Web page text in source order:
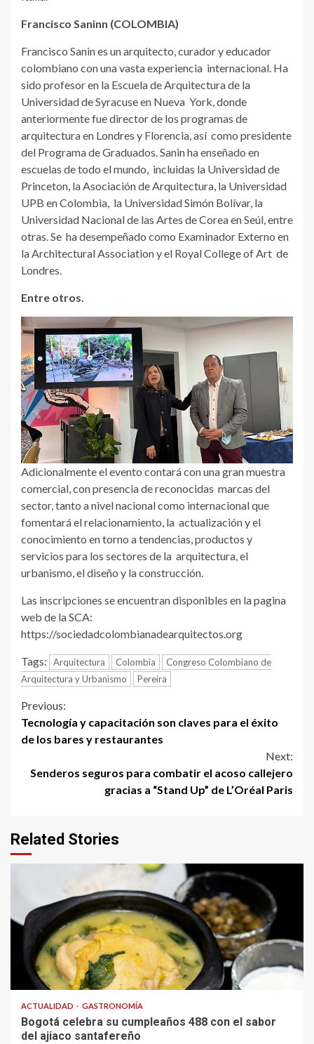
Francisco Saninn (COLOMBIA)
Francisco Sanin es un arquitecto, curador y educador
colombiano con una vasta experiencia internacional. Ha
sido profesor en la Escuela de Arquitectura de la
Universidad de Syracuse en Nueva York, donde
anteriormente fue director de los programas de
arquitectura en Londres y Florencia, así como presidente
del Programa de Graduados. Sanin ha enseñado en
escuelas de todo el mundo, incluidas la Universidad de
Princeton, la Asociación de Arquitectura, la Universidad
UPB en Colombia, la Universidad Simón Bolívar, la
Universidad Nacional de las Artes de Corea en Seúl, entre
otras. Se ha desempeñado como Examinador Externo en
la Architectural Association y el Royal College of Art de
Londres.
Entre otros.
Adicionalmente el evento contará con una gran muestra
comercial, con presencia de reconocidas marcas del
sector, tanto a nivel nacional como internacional que
fomentará el relacionamiento, la actualización y el
conocimiento en torno a tendencias, productos y
servicios para los sectores de la arquitectura, el
urbanismo, el diseño y la construcción.
Las inscripciones se encuentran disponibles en la pagina
web de la SCA:
https://sociedadcolombianadearquitectos.org
Tags: Arquitectura Colombia
Congreso Colombiano de
Arquitectura y Urbanismo
Pereira
Continue
Reading
Previous:
Tecnología y capacitación son claves para el éxito
de los bares y restaurantes
Next:
Senderos seguros para combatir el acoso callejero
gracias a “Stand Up” de L’Oréal Paris
Related Stories
ACTUALIDAD GASTRONOMÍA
Bogotá celebra su cumpleaños 488 con el sabor
del ajiaco santafereño